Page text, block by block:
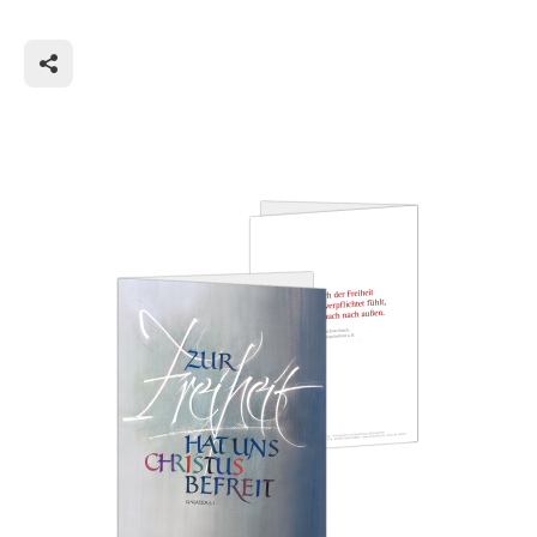
Generationen über die Jahrhunderte hinweg
als Geld und Anerkennung. Sie gibt die Möglichkeit,
entfalten, verschüttete Ressourcen abzurufen. Die
meisten Menschen würden gern weniger arbeiten
und mehr Freizeit haben. Freizeit ist allerdings nicht
gleichbedeutend mit Freiheit: denn auch in den
arbeitsfreien Stunden sind wir anderen Zwängen
und Verpflichtungen ausgesetzt. Die Sucht nach
Geltung und Abenteuer, um sich von den
Mitmenschen abzuheben, führt in die Irre und macht
unfrei. Denn nur wenn die innere Einstellung